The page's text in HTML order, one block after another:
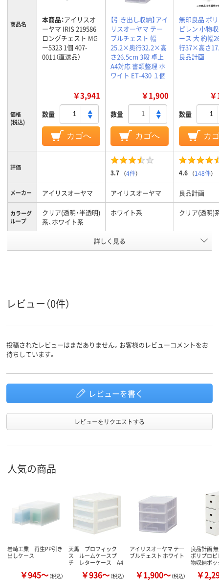
商品名 本商品：アイリスオ
ーヤマ IRIS 219586
ロングチェスト MG
ー5323 1個 407-
0011（直送品）
【引き出し収納】アイ
リスオーヤマ テー
ブルチェスト 幅
25.2×奥行32.2×高
さ26.5cm 3段 卓上
A4対応 書類整理 ホ
ワイト ET-430 １個
無印良品 ポ
ピレン 小物
ース 大 約幅
行37×高さ
良品計画
価格
(税込)
￥3,941
数量
カゴへ
￥1,900
数量
カゴへ
数量
カ
評価
3.7 （4件） 4.6 （148件）
メーカー アイリスオーヤマ アイリスオーヤマ 良品計画
カラーグ
ループ
クリア(透明・半透明)
系、ホワイト系
ホワイト系 クリア(透明)
詳しく見る
レビュー（0件）
投稿されたレビューはまだありません。お客様のレビューコメントをお
待ちしています。
レビューを書く
レビューをリクエストする
人気の商品
岩崎工業 再生PP引き
出しケース
￥945～（税込）
天馬 プロフィック
ス ルームケースプ
チ レターケース A4
￥936～（税込）
アイリスオーヤマ テー
ブルチェスト ホワイト
￥1,900～（税込）
良品計画
ポリプロ
物収納ボッ
￥